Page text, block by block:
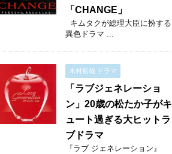
「CHANGE」
キムタクが総理大臣に扮する
異色ドラマ ...
木村拓哉 ドラマ
「ラブジェネレーショ
ン」20歳の松たか子がキ
ュート過ぎる大ヒットラ
ブドラマ
『ラブ ジェネレーション』